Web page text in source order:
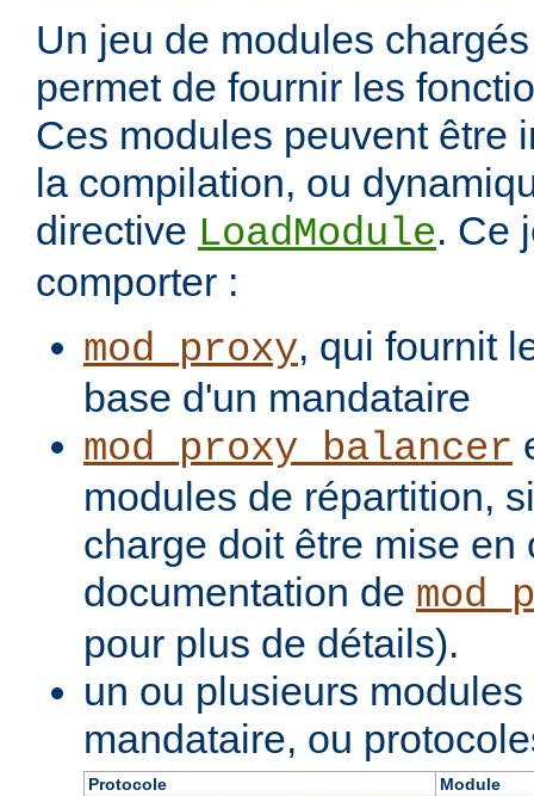
Un jeu de modules
permet de fournir les
Ces modules peuvent être
la compilation, ou
directive LoadModule. Ce
comporter :
mod_proxy, qui fournit
base d'un mandataire
mod_proxy_balancer
modules de répartition,
charge doit être mise en
documentation de
pour plus de détails).
un ou plusieurs
mandataire, ou
Protocole
Module